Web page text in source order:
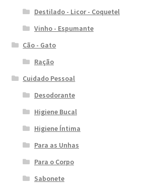
Destilado - Licor - Coquetel
Vinho - Espumante
Cão - Gato
Ração
Cuidado Pessoal
Desodorante
Higiene Bucal
Higiene Íntima
Para as Unhas
Para o Corpo
Sabonete